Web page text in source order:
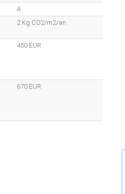
A
2 Kg CO2/m2/an
450 EUR
670 EUR